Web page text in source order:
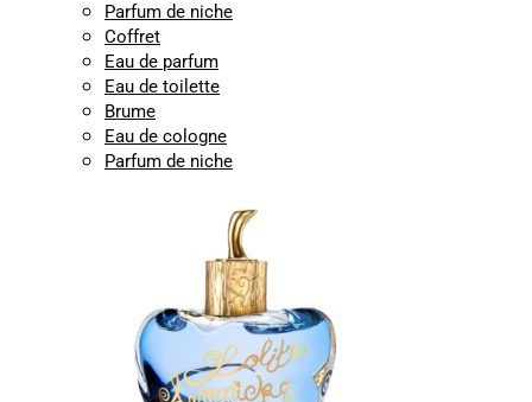
Parfum de niche
Coffret
Eau de parfum
Eau de toilette
Brume
Eau de cologne
Parfum de niche